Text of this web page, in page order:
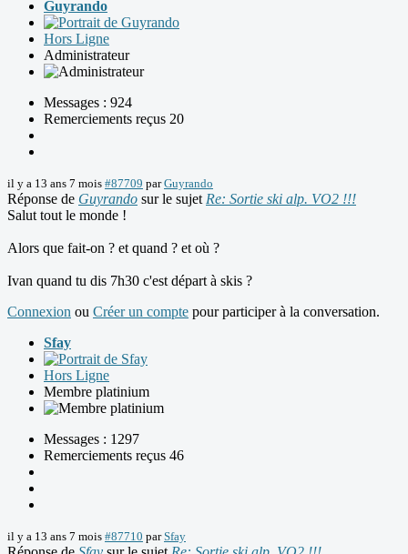
Guyrando
Hors Ligne
Administrateur
Messages : 924
Remerciements reçus 20
il y a 13 ans 7 mois #87709 parGuyrando
Réponse de Guyrando sur le sujet Re: Sortie ski alp. VO2 !!!
Salut tout le monde !
Alors que fait-on ? et quand ? et où ?
Ivan quand tu dis 7h30 c'est départ à skis ?
Connexion ou Créer un compte pour participer à la conversation.
Sfay
Hors Ligne
Membre platinium
Messages : 1297
Remerciements reçus 46
il y a 13 ans 7 mois #87710 parSfay